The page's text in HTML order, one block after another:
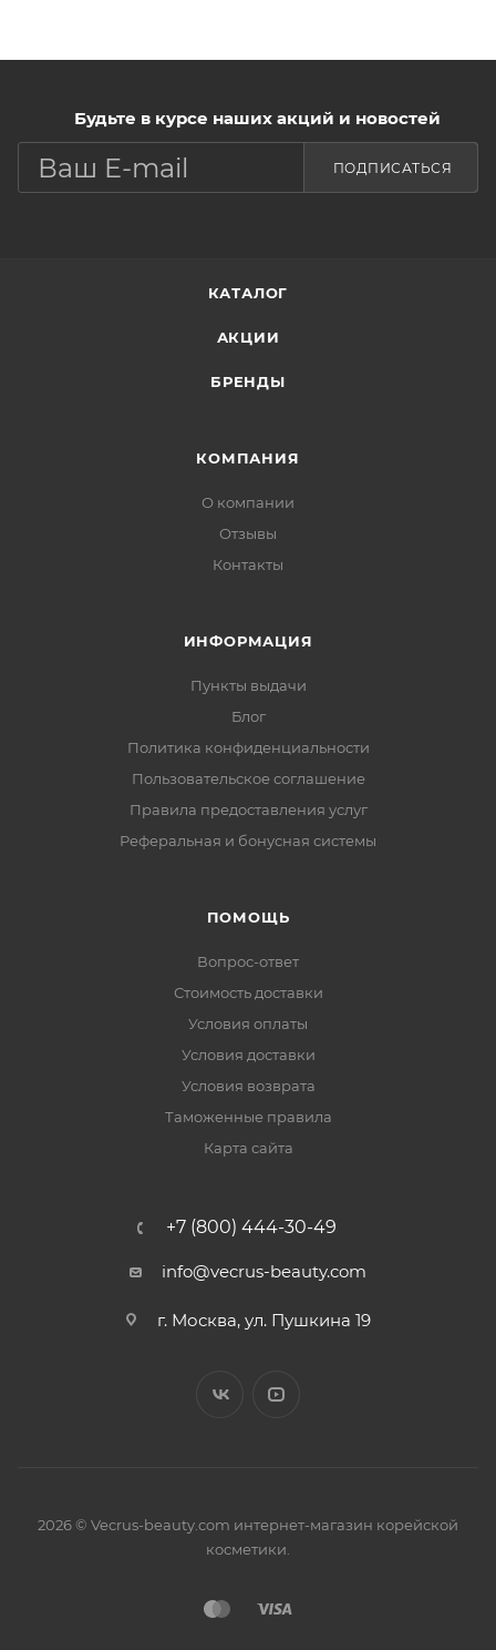
раздражения и воспаления. Молекулы
обладают противовоспалительными свойствами,
блокируют деятельность болезнетворных бактерий.
Применение:
Будьте в курсе наших акций и новостей
ПОДПИСАТЬСЯ
КАТАЛОГ
АКЦИИ
БРЕНДЫ
КОМПАНИЯ
О компании
Отзывы
Контакты
ИНФОРМАЦИЯ
Пункты выдачи
Блог
Политика конфиденциальности
Пользовательское соглашение
Правила предоставления услуг
Реферальная и бонусная системы
ПОМОЩЬ
Вопрос-ответ
Стоимость доставки
Условия оплаты
Условия доставки
Условия возврата
Таможенные правила
Карта сайта
+7 (800) 444-30-49
info@vecrus-beauty.com
г. Москва, ул. Пушкина 19
2026 © Vecrus-beauty.com интернет-магазин корейской
косметики.